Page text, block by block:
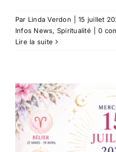
Par Linda Verdon 15 juillet
Infos News, Spiritualité
0
Lire la suite